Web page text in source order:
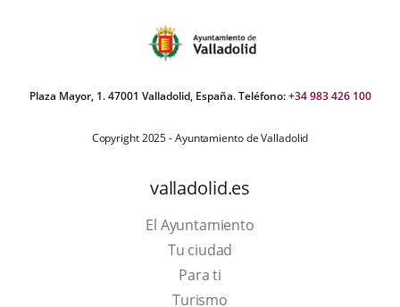
Plaza Mayor, 1. 47001 Valladolid, España. Teléfono:+34 983 426 100
Copyright 2025 - Ayuntamiento de Valladolid
valladolid.es
El Ayuntamiento
Tu ciudad
Para ti
TurismoThis